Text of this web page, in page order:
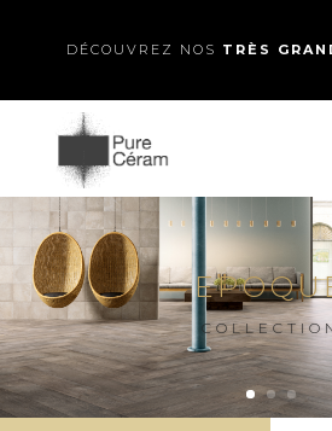
DÉCOUVREZ NOS TRÈS